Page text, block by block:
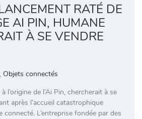
RATÉ DE
AI PIN, HUMANE
À SE VENDRE
, Objets connectés
l’origine de l’Ai Pin, chercherait à se
après l’accueil catastrophique
connecté. L’entreprise fondée par des